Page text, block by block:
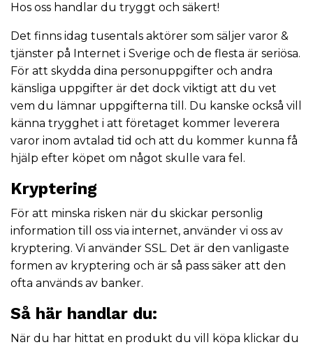
Hos oss handlar du tryggt och säkert!
Det finns idag tusentals aktörer som säljer varor &
tjänster på Internet i Sverige och de flesta är seriösa.
För att skydda dina personuppgifter och andra
känsliga uppgifter är det dock viktigt att du vet
vem du lämnar uppgifterna till. Du kanske också vill
känna trygghet i att företaget kommer leverera
varor inom avtalad tid och att du kommer kunna få
hjälp efter köpet om något skulle vara fel.
Kryptering
För att minska risken när du skickar personlig
information till oss via internet, använder vi oss av
kryptering. Vi använder SSL. Det är den vanligaste
formen av kryptering och är så pass säker att den
ofta används av banker.
Så här handlar du:
När du har hittat en produkt du vill köpa klickar du